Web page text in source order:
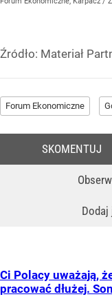
Źródło: Materiał
Forum Ekonomiczne
Dodaj
SKOMENTUJ
Ci Polacy uważają,
pracować dłużej.